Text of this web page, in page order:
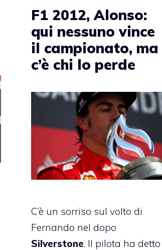
F1 2012, Alonso:
qui nessuno vince
il campionato, ma
c’è chi lo perde
C’è un sorriso sul volto di
Fernando nel dopo
Silverstone. Il pilota ha detto